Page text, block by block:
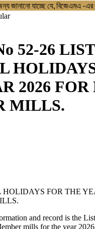
জানানো যাচ্ছে যে,
52-26
2026 FOR
MILLS.
FOR THE
and record is the
mills for the year